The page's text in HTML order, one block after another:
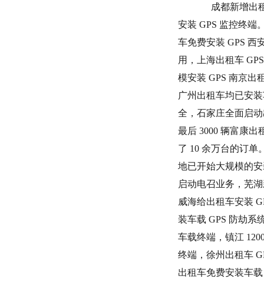
成都新增出租
安装 GPS 监控终端
车免费安装 GPS 西
用，上海出租车
模安装 GPS 南京出
广州出租车均已安
全，石家庄全面启
最后 3000 辆富康出
了 10 余万台的订单
地已开始大规模的
启动电召业务，芜
威海给出租车安装
装车载 GPS 防劫系
车载终端，镇江
终端，徐州出租车
出租车免费安装车